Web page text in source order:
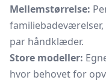
Mellemstørrelse:
par håndklæder.
Store modeller:
hvor behovet for